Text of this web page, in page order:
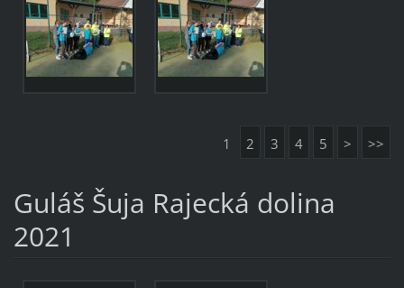
1 2 3 4 5 > >>
Guláš Šuja Rajecká dolina
2021